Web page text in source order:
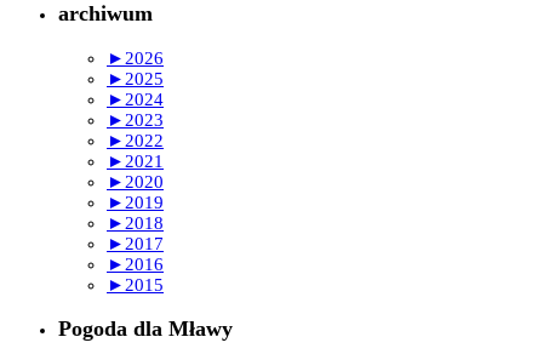
archiwum
► 2026
► 2025
► 2024
► 2023
► 2022
► 2021
► 2020
► 2019
► 2018
► 2017
► 2016
► 2015
Pogoda dla Mławy